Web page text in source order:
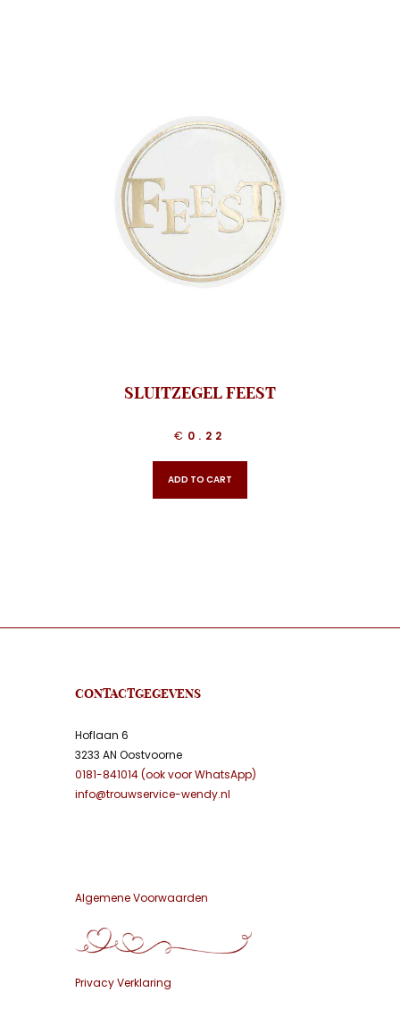
SLUITZEGEL FEEST
€ 0.22
ADD TO CART
CONTACTGEGEVENS
Hoflaan 6
3233 AN Oostvoorne
0181-841014 (ook voor WhatsApp)
info@trouwservice-wendy.nl
Algemene Voorwaarden
Privacy Verklaring